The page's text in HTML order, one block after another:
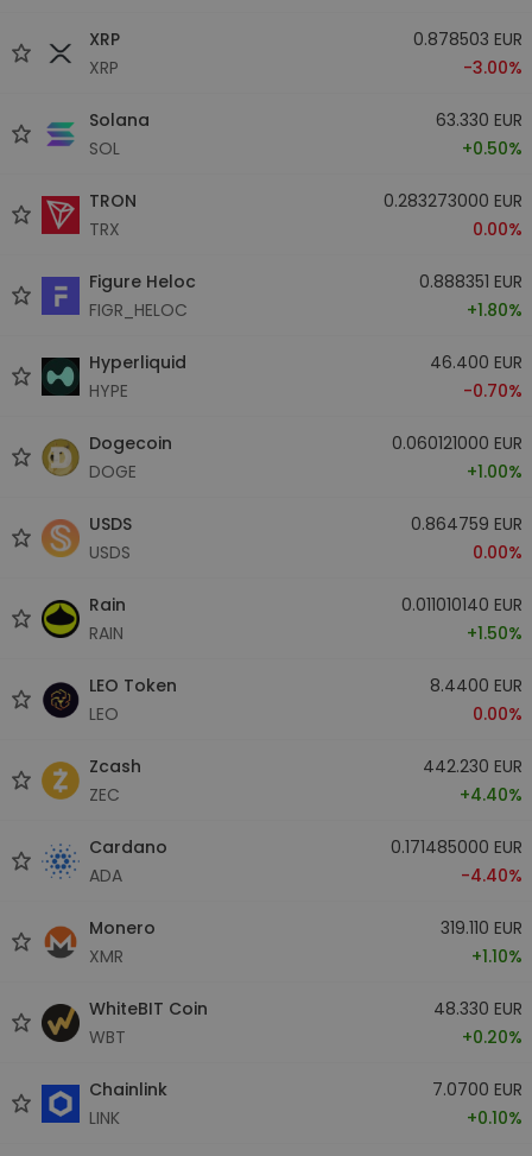
XRP
XRP
0.878503 EUR
-3.00%
Solana
SOL
63.330 EUR
+0.50%
TRON
TRX
0.283273000 EUR
0.00%
Figure Heloc
FIGR_HELOC
0.888351 EUR
+1.80%
Hyperliquid
HYPE
46.400 EUR
-0.70%
Dogecoin
DOGE
0.060121000 EUR
+1.00%
USDS
USDS
0.864759 EUR
0.00%
Rain
RAIN
0.011010140 EUR
+1.50%
LEO Token
LEO
8.4400 EUR
0.00%
Zcash
ZEC
442.230 EUR
+4.40%
Cardano
ADA
0.171485000 EUR
-4.40%
Monero
XMR
319.110 EUR
+1.10%
WhiteBIT Coin
WBT
48.330 EUR
+0.20%
Chainlink
LINK
7.0700 EUR
+0.10%